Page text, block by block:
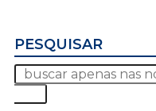
PESQUISAR